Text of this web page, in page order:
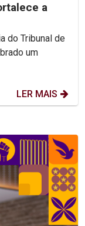
a
do Tribunal de
um
LER MAIS